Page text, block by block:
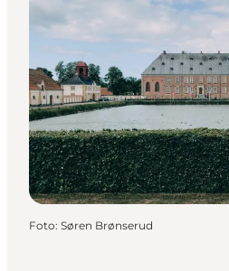
Foto: Søren Brønserud